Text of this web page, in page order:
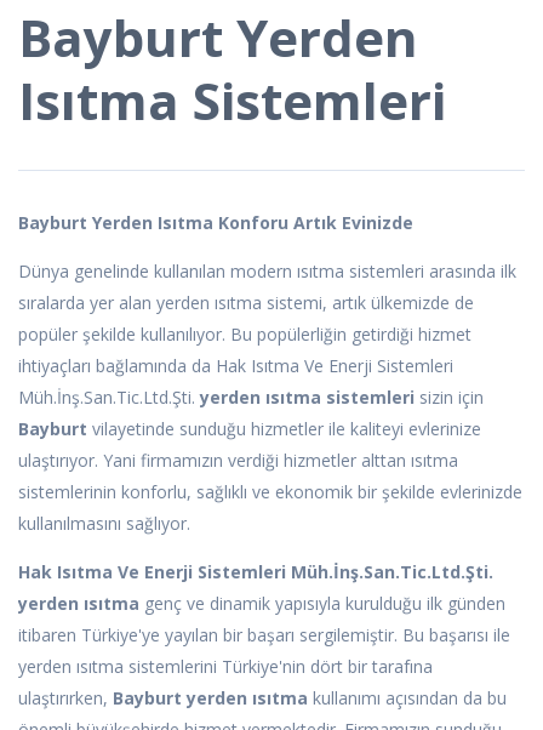
Bayburt Yerden
Isıtma Sistemleri
Bayburt Yerden Isıtma Konforu Artık Evinizde
Dünya genelinde kullanılan modern ısıtma sistemleri arasında ilk
sıralarda yer alan yerden ısıtma sistemi, artık ülkemizde de
popüler şekilde kullanılıyor. Bu popülerliğin getirdiği hizmet
ihtiyaçları bağlamında da Hak Isıtma Ve Enerji Sistemleri
Müh.İnş.San.Tic.Ltd.Şti. yerden ısıtma sistemleri sizin için
Bayburt vilayetinde sunduğu hizmetler ile kaliteyi evlerinize
ulaştırıyor. Yani firmamızın verdiği hizmetler alttan ısıtma
sistemlerinin konforlu, sağlıklı ve ekonomik bir şekilde evlerinizde
kullanılmasını sağlıyor.
Hak Isıtma Ve Enerji Sistemleri Müh.İnş.San.Tic.Ltd.Şti.
yerden ısıtma genç ve dinamik yapısıyla kurulduğu ilk günden
itibaren Türkiye'ye yayılan bir başarı sergilemiştir. Bu başarısı ile
yerden ısıtma sistemlerini Türkiye'nin dört bir tarafına
ulaştırırken, Bayburt yerden ısıtma kullanımı açısından da bu